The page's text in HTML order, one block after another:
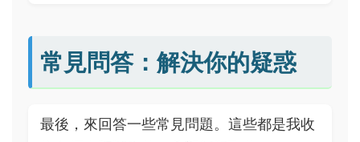
常見問答：解決你的疑惑
最後，來回答一些常見問題。這些都是我收